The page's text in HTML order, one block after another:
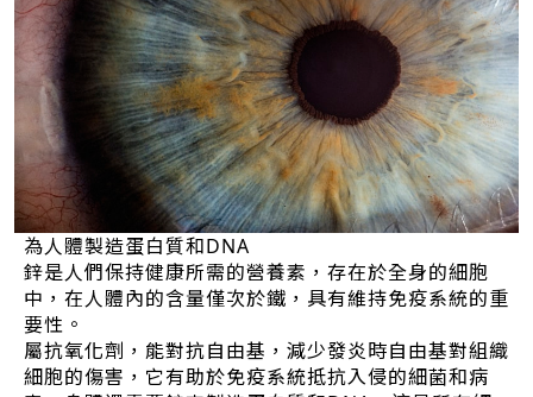
為人體製造蛋白質和DNA
鋅是人們保持健康所需的營養素，存在於全身的細胞
中，在人體內的含量僅次於鐵，具有維持免疫系統的重
要性。
屬抗氧化劑，能對抗自由基，減少發炎時自由基對組織
細胞的傷害，它有助於免疫系統抵抗入侵的細菌和病